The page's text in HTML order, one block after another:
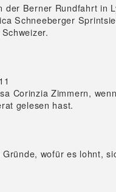
der Berner Rundfahrt in
Schneeberger
Corinzia Zimmern,
gelesen hast.
wofür es lohnt,